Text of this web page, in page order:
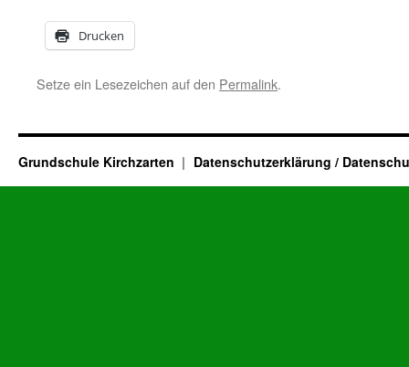
Drucken
Setze ein Lesezeichen auf den Permalink.
Grundschule Kirchzarten Datenschutzerklärung /